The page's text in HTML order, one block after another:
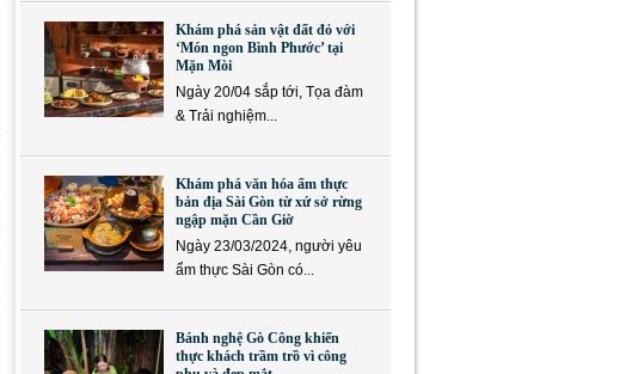
Khám phá sản vật đất đỏ với
‘Món ngon Bình Phước’ tại
Mặn Mòi
Ngày 20/04 sắp tới, Tọa đàm
& Trải nghiệm...
Khám phá văn hóa ẩm thực
bản địa Sài Gòn từ xứ sở rừng
ngập mặn Cần Giờ
Ngày 23/03/2024, người yêu
ẩm thực Sài Gòn có...
Bánh nghệ Gò Công khiến
thực khách trầm trồ vì công